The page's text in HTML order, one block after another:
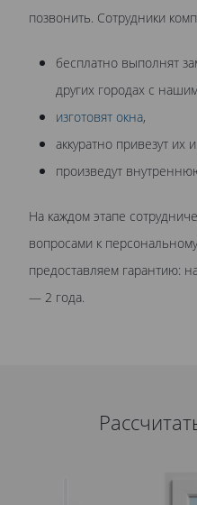
позвонить. Сотрудники
бесплатно выполнят
других городах с
изготовят окна,
аккуратно привезут их
произведут
На каждом этапе
вопросами к
предоставляем гарантию:
— 2 года.